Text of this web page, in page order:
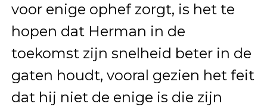
voor enige ophef zorgt, is het te
hopen dat Herman in de
toekomst zijn snelheid beter in de
gaten houdt, vooral gezien het feit
dat hij niet de enige is die zijn